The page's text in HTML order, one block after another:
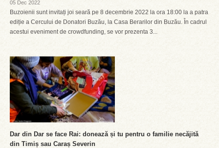
05 Dec 2022
Buzoienii sunt invitați joi seară pe 8 decembrie 2022 la ora 18:00 la a patra
ediție a Cercului de Donatori Buzău, la Casa Berarilor din Buzău. În cadrul
acestui eveniment de crowdfunding, se vor prezenta 3...
Dar din Dar se face Rai: donează și tu pentru o familie necăjită
din Timiș sau Caraș Severin